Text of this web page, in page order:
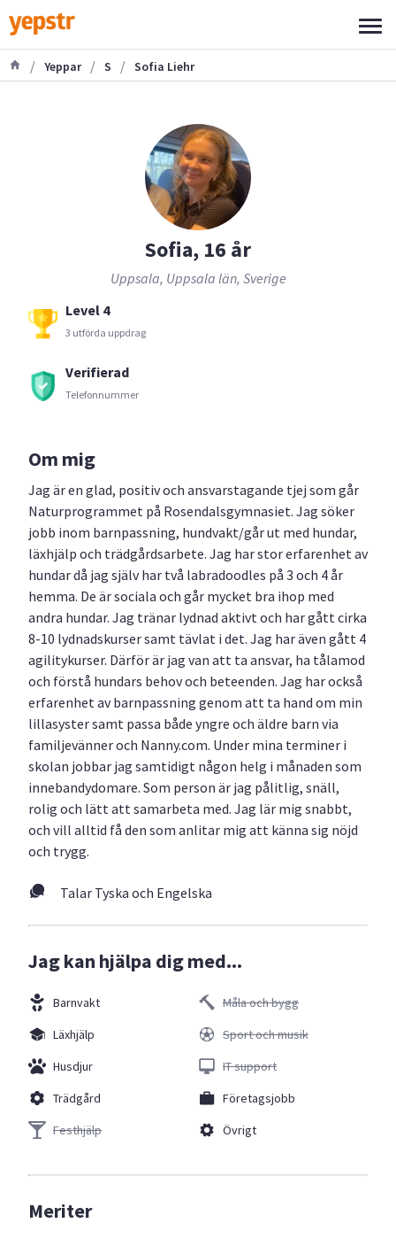
/ Yeppar / S / Sofia Liehr
Sofia, 16 år
Uppsala, Uppsala län, Sverige
Level 4
3 utförda uppdrag
Verifierad
Telefonnummer
Om mig
Jag är en glad, positiv och ansvarstagande tjej som går
Naturprogrammet på Rosendalsgymnasiet. Jag söker
jobb inom barnpassning, hundvakt/går ut med hundar,
läxhjälp och trädgårdsarbete. Jag har stor erfarenhet av
hundar då jag själv har två labradoodles på 3 och 4 år
hemma. De är sociala och går mycket bra ihop med
andra hundar. Jag tränar lydnad aktivt och har gått cirka
8-10 lydnadskurser samt tävlat i det. Jag har även gått 4
agilitykurser. Därför är jag van att ta ansvar, ha tålamod
och förstå hundars behov och beteenden. Jag har också
erfarenhet av barnpassning genom att ta hand om min
lillasyster samt passa både yngre och äldre barn via
familjevänner och Nanny.com. Under mina terminer i
skolan jobbar jag samtidigt någon helg i månaden som
innebandydomare. Som person är jag pålitlig, snäll,
rolig och lätt att samarbeta med. Jag lär mig snabbt,
och vill alltid få den som anlitar mig att känna sig nöjd
och trygg.
Talar Tyska och Engelska
Jag kan hjälpa dig med...
Barnvakt
Läxhjälp
Husdjur
Trädgård
Festhjälp
Måla och bygg
Sport och musik
IT support
Företagsjobb
Övrigt
Meriter